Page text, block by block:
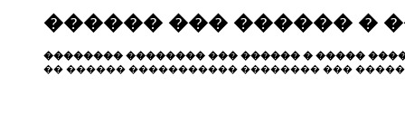
������ ��� ������ �
�������� �������� ��� ������ � �����
�� ������ ����������� �������� ���